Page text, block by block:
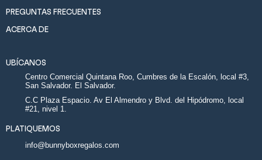
PREGUNTAS FRECUENTES
ACERCA DE
UBÍCANOS
Centro Comercial Quintana Roo, Cumbres de la Escalón, local #3,
San Salvador. El Salvador.
C.C Plaza Espacio. Av El Almendro y Blvd. del Hipódromo, local
#21, nivel 1.
PLATIQUEMOS
info@bunnyboxregalos.com